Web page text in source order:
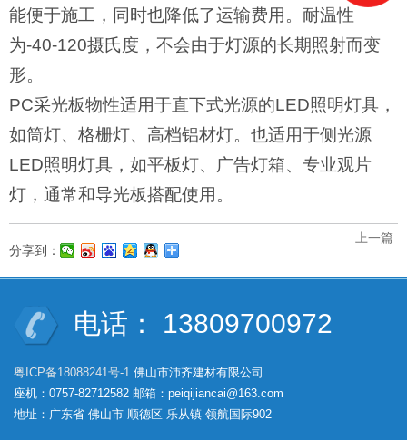
能便于施工，同时也降低了运输费用。耐温性
为-40-120摄氏度，不会由于灯源的长期照射而变
形。
PC采光板物性适用于直下式光源的LED照明灯具，
如筒灯、格栅灯、高档铝材灯。也适用于侧光源
LED照明灯具，如平板灯、广告灯箱、专业观片
灯，通常和导光板搭配使用。
上一篇
分享到：
电话： 13809700972
粤ICP备18088241号-1 佛山市沛齐建材有限公司
座机：0757-82712582 邮箱：peiqijiancai@163.com
地址：广东省 佛山市 顺德区 乐从镇 领航国际902